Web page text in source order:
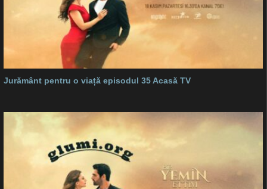
Jurământ pentru o viață episodul 35 Acasă TV